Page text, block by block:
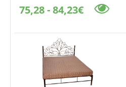
75,28 - 84,23€